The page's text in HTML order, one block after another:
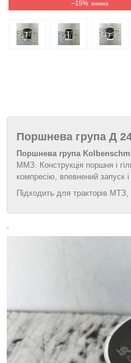
–15%
Поршнева група Д
Поршнева група
ММЗ. Конструкція поршня і
компресію, впевнений запуск
Підходить для тракторів
.